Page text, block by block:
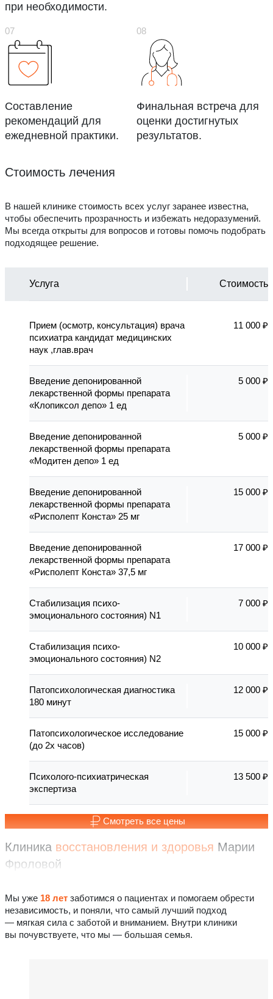
при необходимости.
Составление
рекомендаций для
ежедневной практики.
Финальная встреча для
оценки достигнутых
результатов.
Стоимость лечения
В нашей клинике стоимость всех услуг заранее известна,
чтобы обеспечить прозрачность и избежать недоразумений.
Мы всегда открыты для вопросов и готовы помочь подобрать
подходящее решение.
Услуга Стоимость
Прием (осмотр, консультация) врача
психиатра кандидат медицинских
наук ,глав.врач
11 000 ₽
Введение депонированной
лекарственной формы препарата
«Клопиксол депо» 1 ед
5 000 ₽
Введение депонированной
лекарственной формы препарата
«Модитен депо» 1 ед
5 000 ₽
Введение депонированной
лекарственной формы препарата
«Рисполепт Конста» 25 мг
15 000 ₽
Введение депонированной
лекарственной формы препарата
«Рисполепт Конста» 37,5 мг
17 000 ₽
Стабилизация психо-
эмоционального состояния) N1
7 000 ₽
Стабилизация психо-
эмоционального состояния) N2
10 000 ₽
Патопсихологическая диагностика
180 минут
12 000 ₽
Патопсихологическое исследование
(до 2х часов)
15 000 ₽
Психолого-психиатрическая
экспертиза
13 500 ₽
Смотреть все цены
Клиника восстановления и здоровья Марии
Фроловой
Мы уже 18 лет заботимся о пациентах и помогаем обрести
независимость, и поняли, что самый лучший подход
— мягкая сила с заботой и вниманием. Внутри клиники
вы почувствуете, что мы — большая семья.